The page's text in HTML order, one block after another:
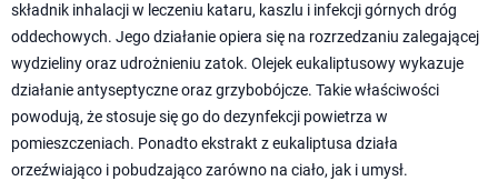
składnik inhalacji w leczeniu kataru, kaszlu i infekcji górnych dróg
oddechowych. Jego działanie opiera się na rozrzedzaniu zalegającej
wydzieliny oraz udrożnieniu zatok. Olejek eukaliptusowy wykazuje
działanie antyseptyczne oraz grzybobójcze. Takie właściwości
powodują, że stosuje się go do dezynfekcji powietrza w
pomieszczeniach. Ponadto ekstrakt z eukaliptusa działa
orzeźwiająco i pobudzająco zarówno na ciało, jak i umysł.